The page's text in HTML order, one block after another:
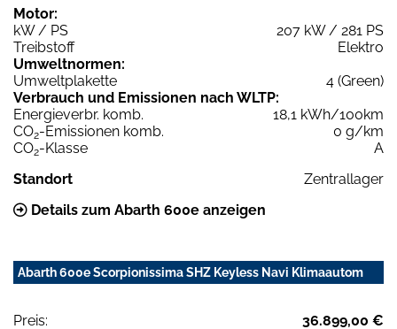
Motor:
kW / PS
207 kW / 281 PS
Treibstoff
Elektro
Umweltnormen:
Umweltplakette
4 (Green)
Verbrauch und Emissionen nach WLTP:
Energieverbr. komb.
18,1 kWh/100km
CO2-Emissionen komb.
0 g/km
CO2-Klasse
A
Standort
Zentrallager
Details zum Abarth 600e anzeigen
Abarth 600e Scorpionissima SHZ Keyless Navi Klimaautom
Preis: 36.899,00 €